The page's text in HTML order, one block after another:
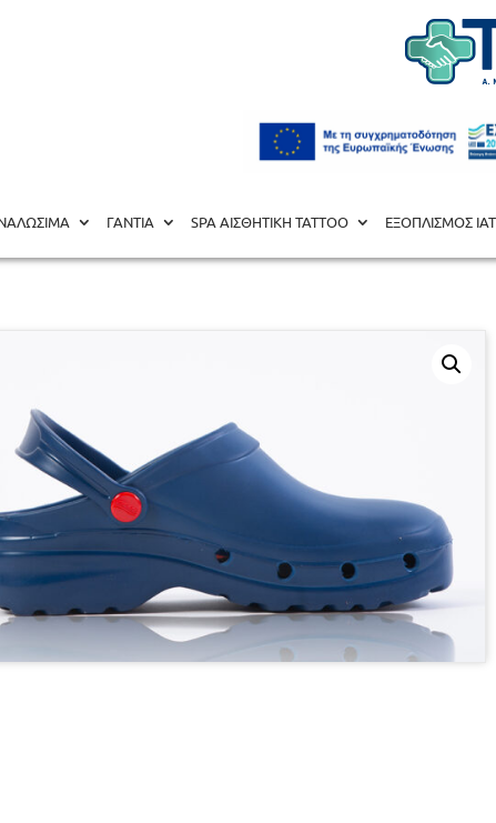
ΓΑΝΤΙΑ SPA ΑΙΣΘΗΤΙΚΗ TATΤOO ΕΞΟΠΛΙΣΜΟΣ